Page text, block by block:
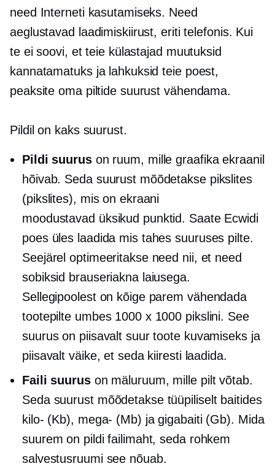
need Interneti kasutamiseks. Need
aeglustavad laadimiskiirust, eriti telefonis. Kui
te ei soovi, et teie külastajad muutuksid
kannatamatuks ja lahkuksid teie poest,
peaksite oma piltide suurust vähendama.
Pildil on kaks suurust.
Pildi suuruson ruum, mille graafika ekraanil
hõivab. Seda suurust mõõdetakse pikslites
(pikslites), mis on ekraani
moodustavad üksikud punktid. Saate Ecwidi
poes üles laadida mis tahes suuruses pilte.
Seejärel optimeeritakse need nii, et need
sobiksid brauseriakna laiusega.
Sellegipoolest on kõige parem vähendada
tootepilte umbes 1000 x 1000 pikslini. See
suurus on piisavalt suur toote kuvamiseks ja
piisavalt väike, et seda kiiresti laadida.
Faili suuruson mäluruum, mille pilt võtab.
Seda suurust mõõdetakse tüüpiliselt baitides
kilo- (Kb), mega- (Mb) ja gigabaiti (Gb). Mida
suurem on pildi failimaht, seda rohkem
salvestusruumi see nõuab.